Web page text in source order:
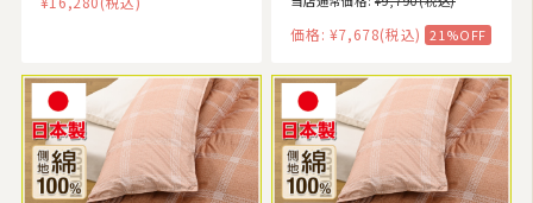
価格: ¥7,678(税込) 21%OFF